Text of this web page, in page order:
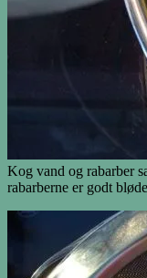
Kog vand og rabarber
rabarberne er godt